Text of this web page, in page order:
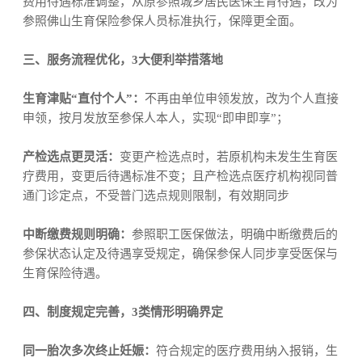
参照佛山生育保险参保人员标准执行，保障更全面。
三、 服务流程优化， 3大便利举措落地
生育津贴“直付个人”： 不再由单位申领发放，改为个人直接
申领，按月发放至参保人本人，实现“即申即享”；
产检选点更灵活： 变更产检选点时，若原机构未发生生育医
疗费用，变更后待遇标准不变；且产检选点医疗机构视同普
通门诊定点，不受普门选点规则限制，有效期同步
中断缴费规则明确： 参照职工医保做法，明确中断缴费后的
参保状态认定及待遇享受规定，确保参保人同步享受医保与
生育保险待遇。
四、 制度规定完善， 3类情形明确界定
同一胎次多次终止妊娠： 符合规定的医疗费用纳入报销，生